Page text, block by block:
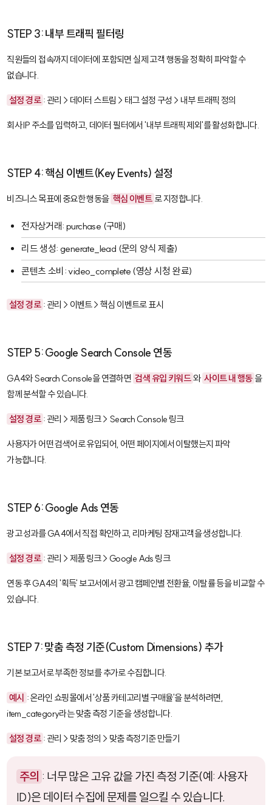
STEP 3: 내부 트래픽 필터링
직원들의 접속까지 데이터에 포함되면 실제 고객 행동을 정확히 파악할 수
없습니다.
설정 경로 : 관리 > 데이터 스트림 > 태그 설정 구성 > 내부 트래픽 정의
회사 IP 주소를 입력하고, 데이터 필터에서 '내부 트래픽 제외'를 활성화합니다.
STEP 4: 핵심 이벤트(Key Events) 설정
비즈니스 목표에 중요한 행동을 핵심 이벤트 로 지정합니다.
전자상거래:purchase (구매)
리드 생성:generate_lead (문의 양식 제출)
콘텐츠 소비: video_complete (영상 시청 완료)
설정 경로 : 관리 > 이벤트 > 핵심 이벤트로 표시
STEP 5: Google Search Console 연동
GA4와 Search Console을 연결하면 검색 유입 키워드 와 사이트 내 행동 을
함께 분석할 수 있습니다.
설정 경로 : 관리 > 제품 링크 > Search Console 링크
사용자가 어떤 검색어로 유입되어, 어떤 페이지에서 이탈했는지 파악
가능합니다.
STEP 6: Google Ads 연동
광고 성과를 GA4에서 직접 확인하고, 리마케팅 잠재고객을 생성합니다.
설정 경로 : 관리 > 제품 링크 > Google Ads 링크
연동 후 GA4의 '획득' 보고서에서 광고 캠페인별 전환율, 이탈률 등을 비교할 수
있습니다.
STEP 7: 맞춤 측정 기준(Custom Dimensions) 추가
기본 보고서로 부족한 정보를 추가로 수집합니다.
예시 : 온라인 쇼핑몰에서 '상품 카테고리별 구매율'을 분석하려면,
item_category라는 맞춤 측정 기준을 생성합니다.
설정 경로 : 관리 > 맞춤 정의 > 맞춤 측정기준 만들기
주의 : 너무 많은 고유 값을 가진 측정 기준(예: 사용자
ID)은 데이터 수집에 문제를 일으킬 수 있습니다.